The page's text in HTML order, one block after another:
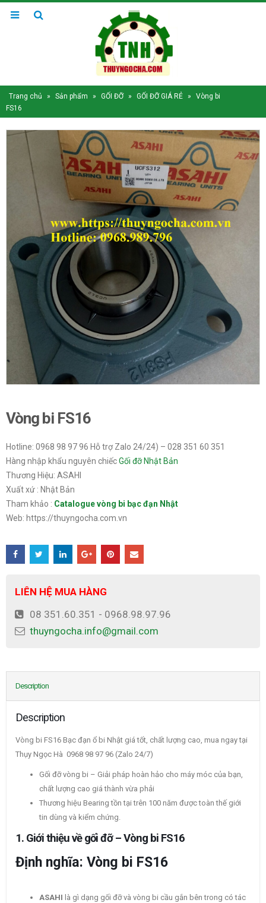
Trang chủ » Sản phẩm » GỐI ĐỠ » GỐI ĐỠ GIÁ RẺ »
Vòng bi
FS16
Vòng bi FS16
Hotline: 0968 98 97 96 Hỗ trợ Zalo 24/24) – 028 351 60 351
Hàng nhập khẩu nguyên chiếcGối đỡ Nhật Bản
Thương Hiệu: ASAHI
Xuất xứ : Nhật Bản
Tham khảo : Catalogue vòng bi bạc đạn Nhật
Web: https://thuyngocha.com.vn
LIÊN HỆ MUA HÀNG
08 351.60.351 - 0968.98.97.96
thuyngocha.info@gmail.com
Description
Description
Vòng bi FS16 Bạc đạn ổ bi Nhật giá tốt, chất lượng cao, mua ngay tại
Thụy Ngọc Hà 0968 98 97 96 (Zalo 24/7)
Gối đỡ vòng bi – Giải pháp hoàn hảo cho máy móc của bạn,
chất lượng cao giá thành vừa phải
Thương hiệu Bearing tồn tại trên 100 năm được toàn thế giới
tin dùng và kiểm chứng.
1. Giới thiệu về gối đỡ – Vòng bi FS16
Định nghĩa: Vòng bi FS16
ASAHI là gì dạng gối đỡ và vòng bi cầu gắn bên trong có tác